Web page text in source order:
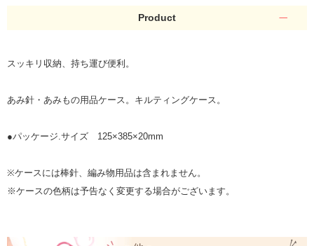
Product
スッキリ収納、持ち運び便利。
あみ針・あみもの用品ケース。キルティングケース。
●パッケージ.サイズ 125×385×20mm
※ケースには棒針、編み物用品は含まれません。
※ケースの色柄は予告なく変更する場合がございます。